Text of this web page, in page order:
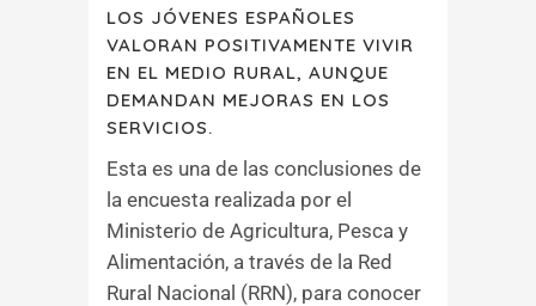
LOS JÓVENES ESPAÑOLES
VALORAN POSITIVAMENTE VIVIR
EN EL MEDIO RURAL, AUNQUE
DEMANDAN MEJORAS EN LOS
SERVICIOS.
Esta es una de las conclusiones de
la encuesta realizada por el
Ministerio de Agricultura, Pesca y
Alimentación, a través de la Red
Rural Nacional (RRN), para conocer